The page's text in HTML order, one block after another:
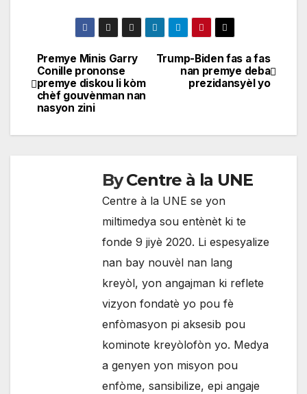
Navigation
de
l'article
Trump-Biden fas a fas
nan premye deba
prezidansyèl yo
Premye Minis Garry
Conille prononse
premye diskou li kòm
chèf gouvènman nan
nasyon zini
ByCentre à la UNE
Centre à la UNE se yon
miltimedya sou entènèt ki te
fonde 9 jiyè 2020. Li espesyalize
nan bay nouvèl nan lang
kreyòl, yon angajman ki reflete
vizyon fondatè yo pou fè
enfòmasyon pi aksesib pou
kominote kreyòlofòn yo. Medya
a genyen yon misyon pou
enfòme, sansibilize, epi angaje